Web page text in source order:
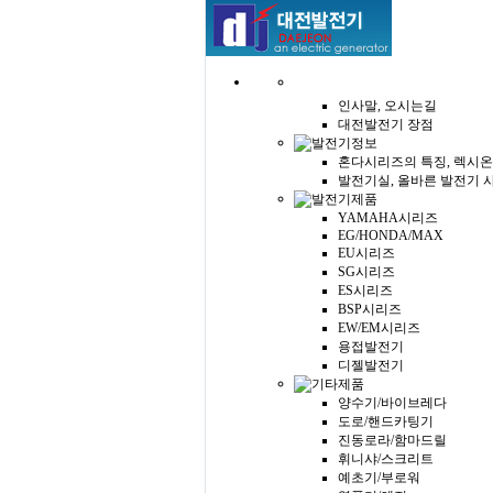
인사말, 오시는길
대전발전기 장점
혼다시리즈의 특징, 렉시
발전기실, 올바른 발전기
YAMAHA시리즈
EG/HONDA/MAX
EU시리즈
SG시리즈
ES시리즈
BSP시리즈
EW/EM시리즈
용접발전기
디젤발전기
양수기/바이브레다
도로/핸드카팅기
진동로라/함마드릴
휘니샤/스크리트
예초기/부로워